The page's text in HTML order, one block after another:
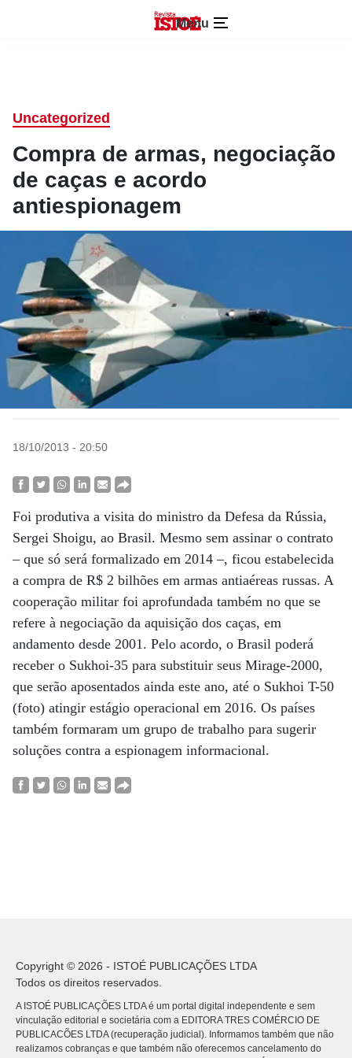
Menu
Uncategorized
Compra de armas, negociação
de caças e acordo
antiespionagem
18/10/2013 - 20:50
Foi produtiva a visita do ministro da Defesa da Rússia,
Sergei Shoigu, ao Brasil. Mesmo sem assinar o contrato
– que só será formalizado em 2014 –, ficou estabelecida
a compra de R$ 2 bilhões em armas antiaéreas russas. A
cooperação militar foi aprofundada também no que se
refere à negociação da aquisição dos caças, em
andamento desde 2001. Pelo acordo, o Brasil poderá
receber o Sukhoi-35 para substituir seus Mirage-2000,
que serão aposentados ainda este ano, até o Sukhoi T-50
(foto) atingir estágio operacional em 2016. Os países
também formaram um grupo de trabalho para sugerir
soluções contra a espionagem informacional.
Copyright © 2026 - ISTOÉ PUBLICAÇÕES LTDA
Todos os direitos reservados.
A ISTOÉ PUBLICAÇÕES LTDA é um portal digital independente e sem
vinculação editorial e societária com a EDITORA TRES COMÉRCIO DE
PUBLICACÕES LTDA (recuperação judicial). Informamos também que não
realizamos cobranças e que também não oferecemos cancelamento do